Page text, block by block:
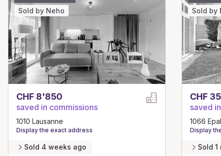
CHF 8'850
saved in commissions
1010 Lausanne
Display the exact address
Sold 4 weeks ago
Sold by Neho
CHF
saved
1066
Display
Sold
Sold by